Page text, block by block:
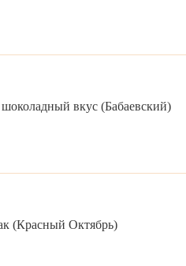
шоколадный вкус (Бабаевский)
(Красный Октябрь)